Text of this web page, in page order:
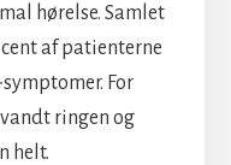
hørelse. Samlet
af patienterne
For
ringen og
helt.